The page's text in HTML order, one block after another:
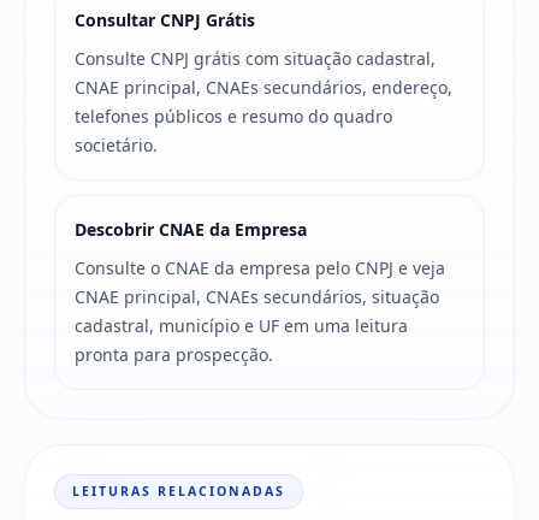
Consultar CNPJ Grátis
Consulte CNPJ grátis com situação cadastral,
CNAE principal, CNAEs secundários, endereço,
telefones públicos e resumo do quadro
societário.
Descobrir CNAE da Empresa
Consulte o CNAE da empresa pelo CNPJ e veja
CNAE principal, CNAEs secundários, situação
cadastral, município e UF em uma leitura
pronta para prospecção.
LEITURAS RELACIONADAS